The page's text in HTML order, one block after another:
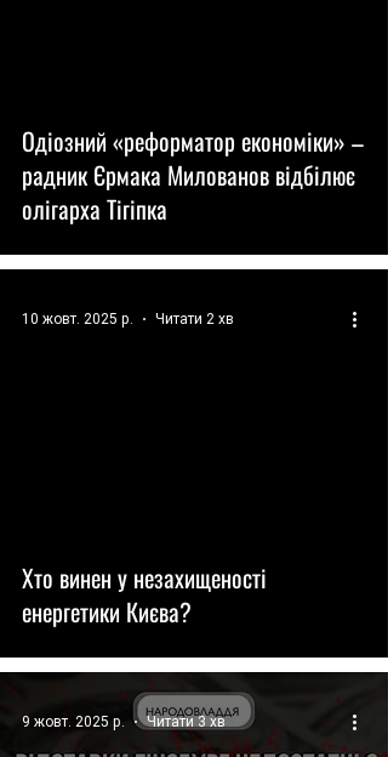
Одіозний «реформатор економіки» –
радник Єрмака Милованов відбілює
олігарха Тігіпка
Хто винен у незахищеності
енергетики Києва?
10 жовт. 2025 р. Читати 2 хв
9 жовт. 2025 р. Читати 3 хв